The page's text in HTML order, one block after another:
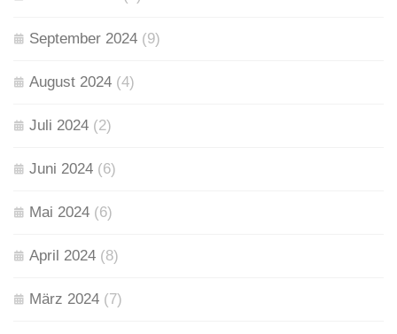
September 2024 (9)
August 2024 (4)
Juli 2024 (2)
Juni 2024 (6)
Mai 2024 (6)
April 2024 (8)
März 2024 (7)